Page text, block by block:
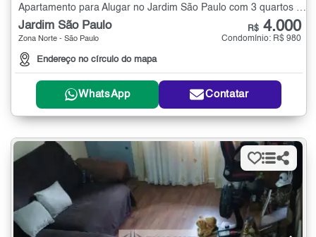
Jardim São Paulo
Zona Norte - São Paulo
Endereço no círculo do mapa
R$ 4.000
Condomínio: R$ 980
WhatsApp Contatar